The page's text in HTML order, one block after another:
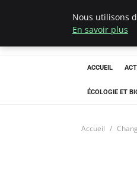
ACCUEIL
ÉCOLOGIE ET
Accueil
Nous utilisons
En savoir plus